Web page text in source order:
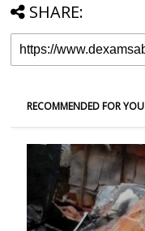
SHARE:
RECOMMENDED FOR YOU